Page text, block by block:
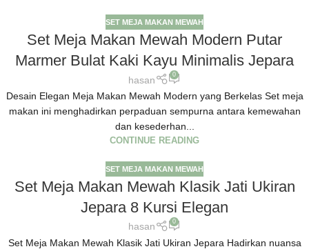
SET MEJA MAKAN MEWAH
Set Meja Makan Mewah Modern Putar
Marmer Bulat Kaki Kayu Minimalis Jepara
hasan 0
Desain Elegan Meja Makan Mewah Modern yang Berkelas Set meja
makan ini menghadirkan perpaduan sempurna antara kemewahan
dan kesederhan...
CONTINUE READING
SET MEJA MAKAN MEWAH
Set Meja Makan Mewah Klasik Jati Ukiran
Jepara 8 Kursi Elegan
hasan 0
Set Meja Makan Mewah Klasik Jati Ukiran Jepara Hadirkan nuansa